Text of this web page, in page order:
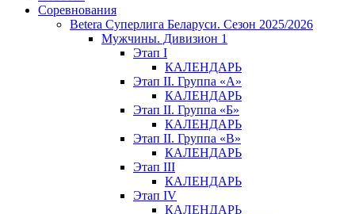
Соревнования
Betera Суперлига Беларуси. Сезон 2025/2026
Мужчины. Дивизион 1
Этап I
КАЛЕНДАРЬ
Этап II. Группа «А»
КАЛЕНДАРЬ
Этап II. Группа «Б»
КАЛЕНДАРЬ
Этап II. Группа «В»
КАЛЕНДАРЬ
Этап III
КАЛЕНДАРЬ
Этап IV
КАЛЕНДАРЬ